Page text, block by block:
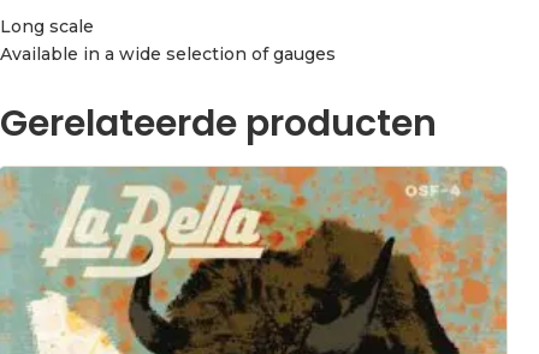
Long scale
Available in a wide selection of gauges
Gerelateerde producten